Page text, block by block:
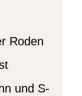
Roden
und S-